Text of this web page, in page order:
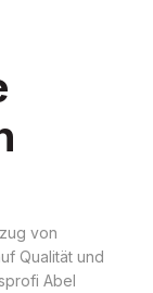
von
Qualität und
Abel